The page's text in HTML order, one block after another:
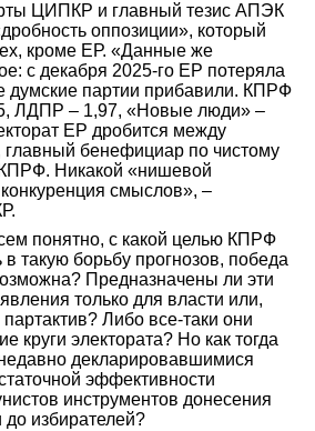
ЦИПКР и главный тезис АПЭК
оппозиции», который
кроме ЕР. «Данные же
с декабря 2025-го ЕР потеряла
думские партии прибавили. КПРФ
ЛДПР – 1,97, «Новые люди» –
ЕР дробится между
главный бенефициар по чистому
Никакой «нишевой
конкуренция смыслов», –
понятно, с какой целью КПРФ
такую борьбу прогнозов, победа
Предназначены ли эти
только для власти или,
Либо все-таки они
круги электората? Но как тогда
декларировавшимися
эффективности
инструментов донесения
до избирателей?